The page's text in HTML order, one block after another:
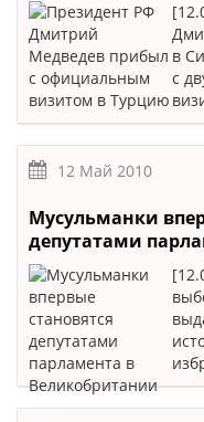
в
с
12 Май 2010
Мусульманки
депутатами